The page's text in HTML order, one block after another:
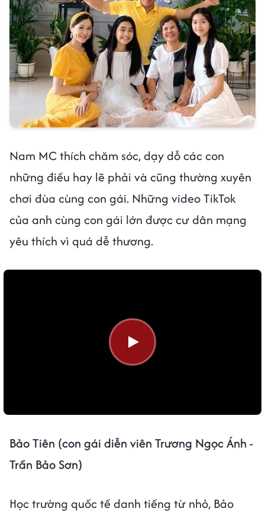
Nam MC thích chăm sóc, dạy dỗ các con
những điều hay lẽ phải và cũng thường xuyên
chơi đùa cùng con gái. Những video TikTok
của anh cùng con gái lớn được cư dân mạng
yêu thích vì quá dễ thương.
Bảo Tiên (con gái diễn viên Trương Ngọc Ánh -
Trần Bảo Sơn)
Học trường quốc tế danh tiếng từ nhỏ, Bảo